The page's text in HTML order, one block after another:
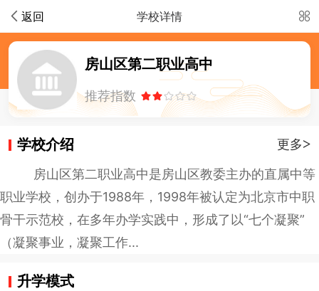
返回 学校详情
房山区第二职业高中
推荐指数
学校介绍 更多>
房山区第二职业高中是房山区教委主办的直属中等
职业学校，创办于1988年，1998年被认定为北京市中职
骨干示范校，在多年办学实践中，形成了以“七个凝聚”
（凝聚事业，凝聚工作...
升学模式